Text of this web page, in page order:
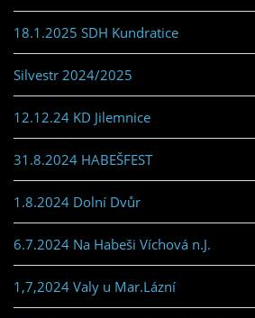
18.1.2025 SDH Kundratice
Silvestr 2024/2025
12.12.24 KD Jilemnice
31.8.2024 HABEŠFEST
1.8.2024 Dolní Dvůr
6.7.2024 Na Habeši Víchová n.J.
1,7,2024 Valy u Mar.Lázní